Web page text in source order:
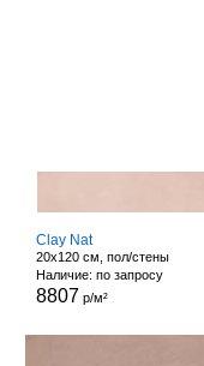
Clay Nat
20x120 см, пол/стены
Наличие: по запросу
8807 р/м²